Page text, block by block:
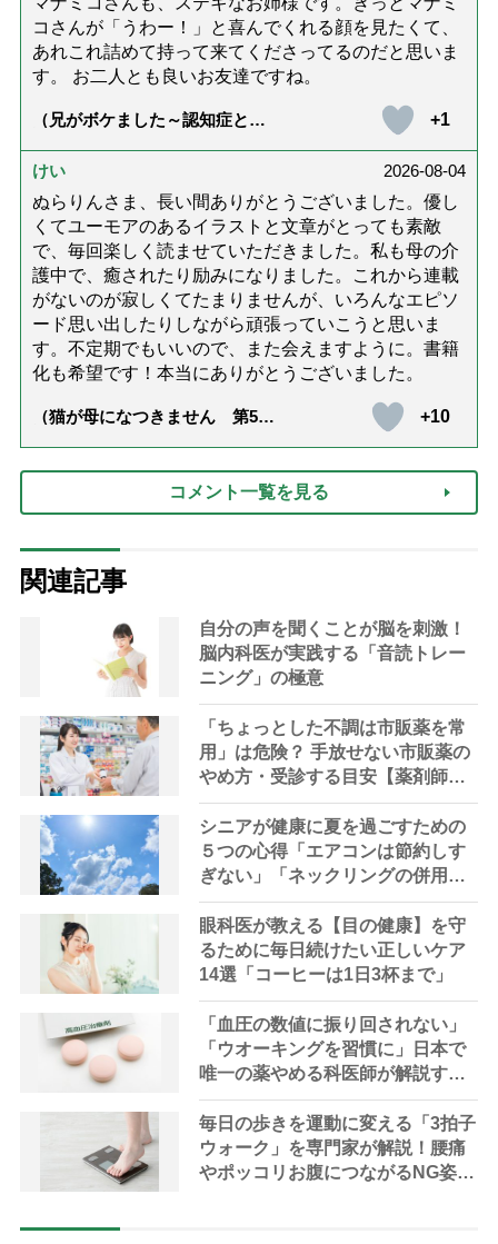
コさんが「うわー！」と喜んでくれる顔を見たくて、
あれこれ詰めて持って来てくださってるのだと思いま
す。 お二人とも良いお友達ですね。
（兄がボケました～認知症と介
達』が届きました」）
+1
けい
2026-08-04
ぬらりんさま、長い間ありがとうございました。優し
くてユーモアのあるイラストと文章がとっても素敵
で、毎回楽しく読ませていただきました。私も母の介
護中で、癒されたり励みになりました。これから連載
がないのが寂しくてたまりませんが、いろんなエピソ
ード思い出したりしながら頑張っていこうと思いま
す。不定期でもいいので、また会えますように。書籍
化も希望です！本当にありがとうございました。
（猫が母になつきません 第500
+10
コメント一覧を見る
関連記事
自分の声を聞くことが脳を刺激！
脳内科医が実践する「音読トレー
ニング」の極意
「ちょっとした不調は市販薬を常
用」は危険？ 手放せない市販薬の
やめ方・受診する目安【薬剤師解
説】
シニアが健康に夏を過ごすための
５つの心得「エアコンは節約しす
ぎない」「ネックリングの併用で
電気代をお得に」【節約＆家事ア
ドバイザー解説】
眼科医が教える【目の健康】を守
るために毎日続けたい正しいケア
14選「コーヒーは1日3杯まで」
「血圧の数値に振り回されない」
「ウオーキングを習慣に」日本で
唯一の薬やめる科医師が解説する
降圧剤の減らし方
毎日の歩きを運動に変える「3拍子
ウォーク」を専門家が解説！腰痛
やポッコリお腹につながるNG姿勢